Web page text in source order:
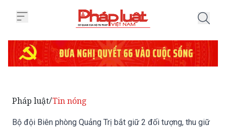
Bộ đội Biên phòng Quảng Trị bắt giữ 2 đối tượng, thu giữ